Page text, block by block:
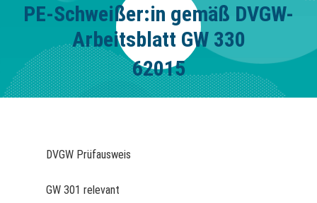
PE-Schweißer:in gemäß DVGW-
Arbeitsblatt GW 330
62015
DVGW Prüfausweis
GW 301 relevant